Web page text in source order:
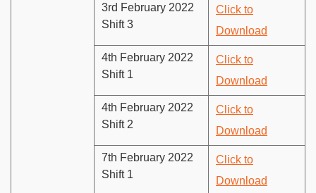
3rd February 2022
Shift 3
Click to
Download
4th February 2022
Shift 1
Click to
Download
4th February 2022
Shift 2
Click to
Download
7th February 2022
Shift 1
Click to
Download